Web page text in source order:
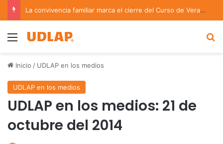
La convivencia familiar marca el cierre del Curso de Verano de Escuelas Aztecas
Menu
Inicio / UDLAP en los medios
UDLAP en los medios
UDLAP en los medios: 21 de
octubre del 2014